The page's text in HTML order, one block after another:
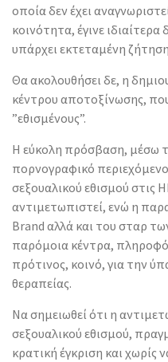
οποία δεν έχει
κοινότητα, έγινε
υπάρχει εκτεταμένη
Θα ακολουθήσει δε, η
κέντρου αποτοξίνωσης,
”εθισμένους”.
Η εύκολη πρόσβαση, μέσω
πορνογραφικό
σεξουαλικού εθισμού στις
αντιμετωπιστεί, ενώ η
Brand αλλά και του σταρ
παρόμοια κέντρα,
πρότινος, κοινό, για την
θεραπείας.
Να σημειωθεί ότι η
σεξουαλικού εθισμού,
κρατική έγκριση και χωρίς